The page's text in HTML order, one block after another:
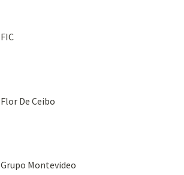
FIC
Flor De Ceibo
Grupo Montevideo